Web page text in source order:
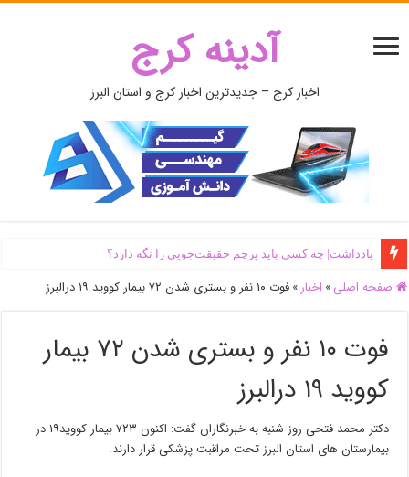
آدینه کرج
اخبار کرج – جدیدترین اخبار کرج و استان البرز
یادداشت| ‌چه کسی باید پرچم حقیقت‌جویی را نگه دارد؟
صفحه اصلی » اخبار » فوت ۱۰ نفر و بستری شدن ۷۲ بیمار کووید ۱۹ درالبرز
فوت ۱۰ نفر و بستری شدن ۷۲ بیمار
کووید ۱۹ درالبرز
دکتر محمد فتحی روز شنبه به خبرنگاران گفت: اکنون ۷۲۳ بیمار کووید۱۹ در
بیمارستان های استان البرز تحت مراقبت پزشکی قرار دارند.